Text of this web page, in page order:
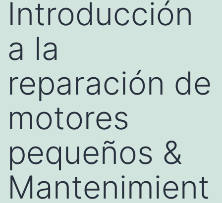
Introducción
a la
reparación de
motores
pequeños &
Mantenimient